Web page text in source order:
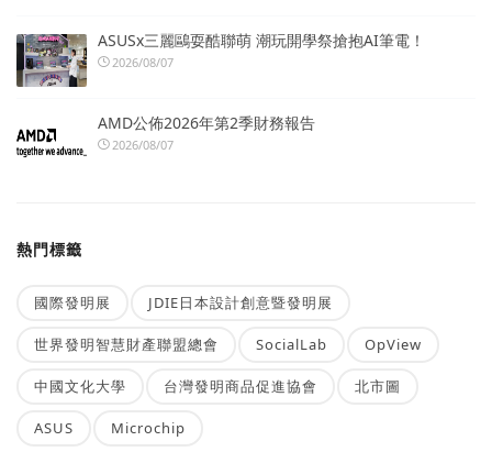
ASUSx三麗鷗耍酷聯萌 潮玩開學祭搶抱AI筆電！
2026/08/07
AMD公佈2026年第2季財務報告
2026/08/07
熱門標籤
國際發明展 JDIE日本設計創意暨發明展
世界發明智慧財產聯盟總會 SocialLab OpView
中國文化大學 台灣發明商品促進協會 北市圖
ASUS Microchip